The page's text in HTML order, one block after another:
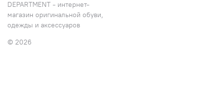
DEPARTMENT - интернет-
магазин оригинальной обуви,
одежды и аксессуаров
© 2026